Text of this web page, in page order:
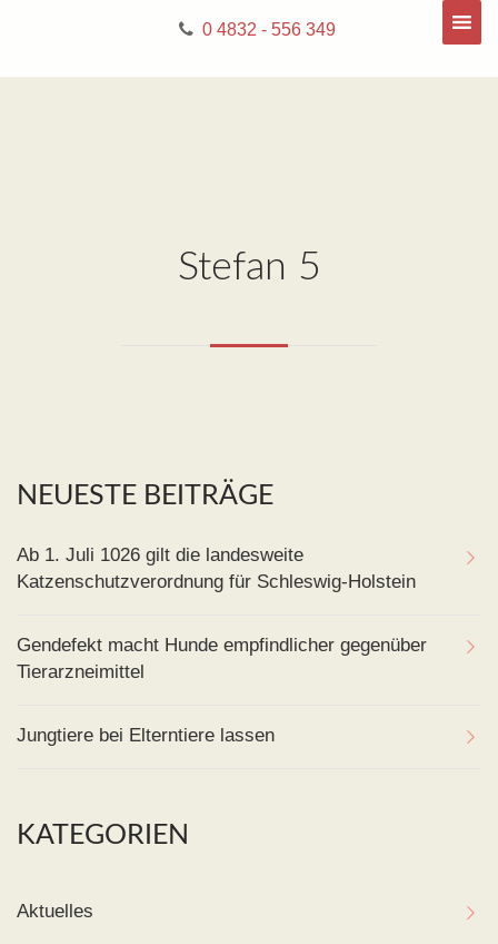
0 4832 - 556 349
Stefan 5
NEUESTE BEITRÄGE
Ab 1. Juli 1026 gilt die landesweite
Katzenschutzverordnung für Schleswig-Holstein
Gendefekt macht Hunde empfindlicher gegenüber
Tierarzneimittel
Jungtiere bei Elterntiere lassen
KATEGORIEN
Aktuelles